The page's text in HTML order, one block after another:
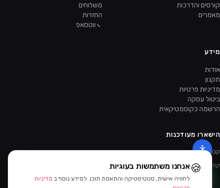
קורסים והדרכות
מאמרים
משלוחים
החזרות
ווטסאפ
מידע
אודות
תקנון
מדיניות פרטיות
ביטול עסקה
הרשמה כקוסמטיקאית
הישארו מעודכנות
קבלו מבצעים ומוצרים חדשים קודם.
קוד ההטמעה של הניוזלטר יתווסף מהאדמין.
🍪אנחנו משתמשות בעוגיות
לחוויה אישית, סטטיסטיקה והתאמת תוכן. למידע נוסף ב מדיניות